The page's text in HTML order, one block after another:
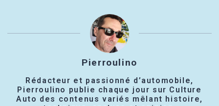
Pierroulino
Rédacteur et passionné d’automobile,
Pierroulino publie chaque jour sur Culture
Auto des contenus variés mêlant histoire,